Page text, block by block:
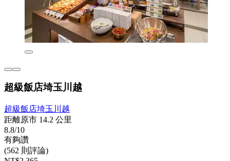
超級飯店埼玉川越
超級飯店埼玉川越
距離原市 14.2 公里
8.8/10
有夠讚
(562 則評論)